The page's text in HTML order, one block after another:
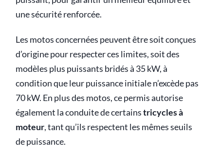
une sécurité renforcée.
Les motos concernées peuvent être soit conçues
d’origine pour respecter ces limites, soit des
modèles plus puissants bridés à 35 kW, à
condition que leur puissance initiale n’excède pas
70 kW. En plus des motos, ce permis autorise
également la conduite de certainstricycles à
moteur, tant qu’ils respectent les mêmes seuils
de puissance.